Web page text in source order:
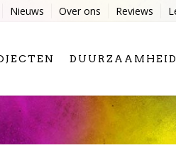
Nieuws Over ons Reviews
DUURZAAMHEID